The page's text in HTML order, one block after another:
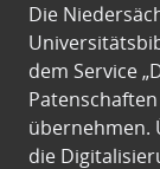
Die
dem Service
übernehmen.
die